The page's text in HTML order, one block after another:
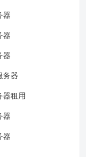
器
器
器
务器
器租用
器
器